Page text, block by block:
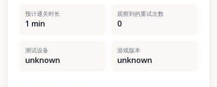
预计通关时长
1 min
观察到的重试次数
0
测试设备
unknown
游戏版本
unknown